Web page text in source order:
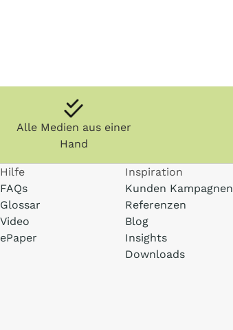
Alle Medien aus einer
Hand
Hilfe
FAQs
Glossar
Video
ePaper
Inspiration
Kunden Kampagnen
Referenzen
Blog
Insights
Downloads